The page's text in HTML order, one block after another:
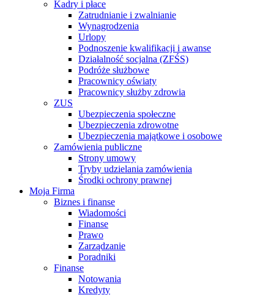
Kadry i płace
Zatrudnianie i zwalnianie
Wynagrodzenia
Urlopy
Podnoszenie kwalifikacji i awanse
Działalność socjalna (ZFŚS)
Podróże służbowe
Pracownicy oświaty
Pracownicy służby zdrowia
ZUS
Ubezpieczenia społeczne
Ubezpieczenia zdrowotne
Ubezpieczenia majątkowe i osobowe
Zamówienia publiczne
Strony umowy
Tryby udzielania zamówienia
Środki ochrony prawnej
Moja Firma
Biznes i finanse
Wiadomości
Finanse
Prawo
Zarządzanie
Poradniki
Finanse
Notowania
Kredyty